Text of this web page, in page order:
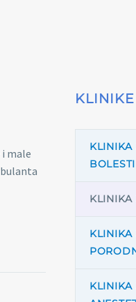
male
KLINIKA
BOLESTI
KLINIKA
KLINIKA
KLINIKA